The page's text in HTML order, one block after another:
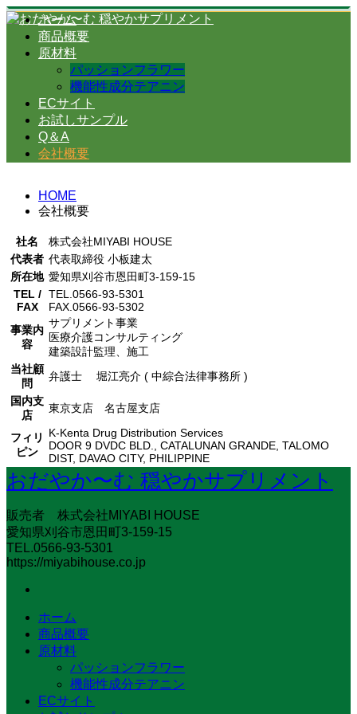
ホーム
商品概要
原材料
パッションフラワー
機能性成分テアニン
ECサイト
お試しサンプル
Q＆A
会社概要
HOME
会社概要
社名
株式会社MIYABI HOUSE
代表者 代表取締役 小板建太
所在地 愛知県刈谷市恩田町3-159-15
TEL /
FAX
TEL.0566-93-5301
FAX.0566-93-5302
事業内
容
サプリメント事業
医療介護コンサルティング
建築設計監理、施工
当社顧
問
弁護士 堀江亮介 ( 中綜合法律事務所 )
国内支
店
東京支店 名古屋支店
フィリ
ピン
K-Kenta Drug Distribution Services
DOOR 9 DVDC BLD., CATALUNAN GRANDE, TALOMO
DIST, DAVAO CITY, PHILIPPINE
おだやか〜む 穏やかサプリメント
販売者 株式会社MIYABI HOUSE
愛知県刈谷市恩田町3-159-15
TEL.0566-93-5301
https://miyabihouse.co.jp
ホーム
商品概要
原材料
パッションフラワー
機能性成分テアニン
ECサイト